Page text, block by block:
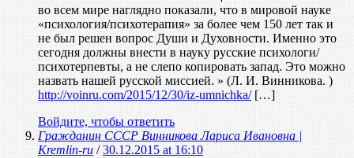
во всем мире наглядно показали, что в мировой науке
«психология/психотерапия» за более чем 150 лет так и
не был решен вопрос Души и Духовности. Именно это
сегодня должны внести в науку русские психологи/
психотерпевты, а не слепо копировать запад. Это можно
назвать нашей русской миссией. » (Л. И. Винникова. )
http://voinru.com/2015/12/30/iz-umnichka/[…]
Войдите, чтобы ответить
Гражданин СССР Винникова Лариса Ивановна |
Kremlin-ru /30.12.2015 at 16:10